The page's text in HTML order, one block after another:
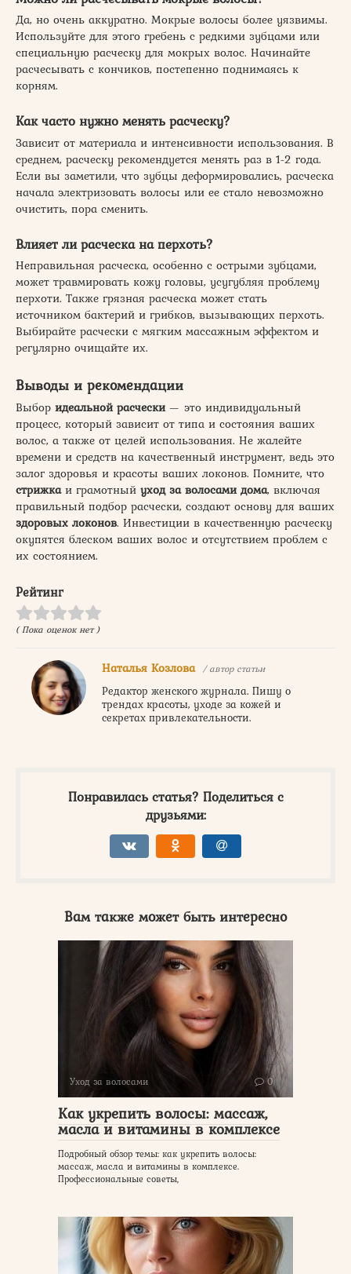
Да, но очень аккуратно. Мокрые волосы более уязвимы.
Используйте для этого гребень с редкими зубцами или
специальную расческу для мокрых волос. Начинайте
расчесывать с кончиков, постепенно поднимаясь к
корням.
Как часто нужно менять расческу?
Зависит от материала и интенсивности использования. В
среднем, расческу рекомендуется менять раз в 1-2 года.
Если вы заметили, что зубцы деформировались, расческа
начала электризовать волосы или ее стало невозможно
очистить, пора сменить.
Влияет ли расческа на перхоть?
Неправильная расческа, особенно с острыми зубцами,
может травмировать кожу головы, усугубляя проблему
перхоти. Также грязная расческа может стать
источником бактерий и грибков, вызывающих перхоть.
Выбирайте расчески с мягким массажным эффектом и
регулярно очищайте их.
Выводы и рекомендации
Выбор идеальной расчески— это индивидуальный
процесс, который зависит от типа и состояния ваших
волос, а также от целей использования. Не жалейте
времени и средств на качественный инструмент, ведь это
залог здоровья и красоты ваших локонов. Помните, что
стрижкаи грамотный уход за волосами дома, включая
правильный подбор расчески, создают основу для ваших
здоровых локонов. Инвестиции в качественную расческу
окупятся блеском ваших волос и отсутствием проблем с
их состоянием.
Рейтинг
( Пока оценок нет )
Наталья Козлова / автор статьи
Редактор женского журнала. Пишу о
трендах красоты, уходе за кожей и
секретах привлекательности.
Понравилась статья? Поделиться с
друзьями:
Вам также может быть интересно
Уход за волосами 0
Как укрепить волосы: массаж,
масла и витамины в комплексе
Подробный обзор темы: как укрепить волосы:
массаж, масла и витамины в комплексе.
Профессиональные советы,